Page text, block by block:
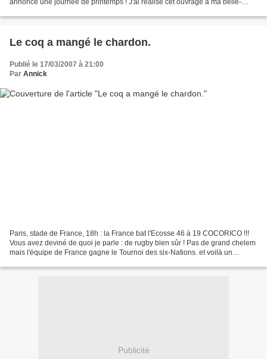
annonce une journée de printemps ! J'ai réalisé cet ouvrage à ma belle-
Le coq a mangé le chardon.
Publié le 17/03/2007 à 21:00
Par Annick
Paris, stade de France, 18h : la France bat l'Ecosse 46 à 19 COCORICO !!!
Vous avez deviné de quoi je parle : de rugby bien sûr ! Pas de grand chelem
mais l'équipe de France gagne le Tournoi des six-Nations. et voilà un
Publicité